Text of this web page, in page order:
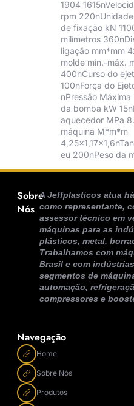
1904
rpm
de fixação kN
milímetros
ligação mm*mm
molde mín.-máx.
400nCurso do
100nForça do
nPressão
da bomba kW
aquecedor MPa
máquina M*m*m
eu 200nPeso da
Sobre
Nós
A Jeffplasticos atua
como representante,
assessor técnico em
máquinas para as
plásticos, metal,
Trabalhamos com
Brasil e com
segmentos de
automação,
compressores e
Navegação
Home
Sobre Nós
Produtos